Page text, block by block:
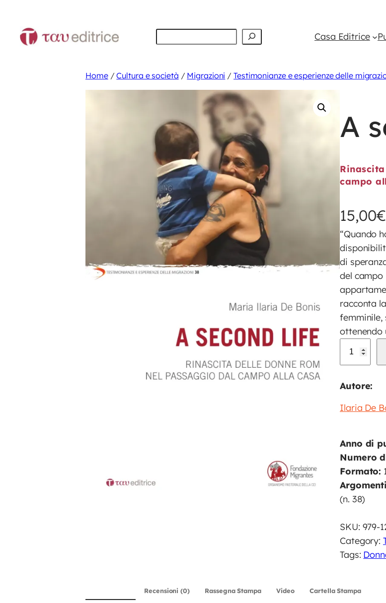
contenuto
Cerca Casa Editrice
Home/Cultura e società / Migrazioni /Testimonianze e esperienze delle
A
campo
15,00€
“Quando
di
del campo
racconta
femminile,
ottenendo
c
n
l
i
f
e
q
a
n
t
à
Autore:
Ilaria De
Anno di
Numero
Formato:
(n. 38)
SKU: 979-
Category:
Tags:
Recensioni (0) Rassegna Stampa Video Cartella Stampa